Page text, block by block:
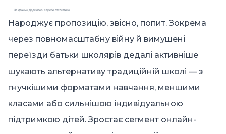
Народжує пропозицію, звісно, попит. Зокрема
через повномасштабну війну й вимушені
переїзди батьки школярів дедалі активніше
шукають альтернативу традиційній школі — з
гнучкішими форматами навчання, меншими
класами або сильнішою індивідуальною
підтримкою дітей. Зростає сегмент онлайн-